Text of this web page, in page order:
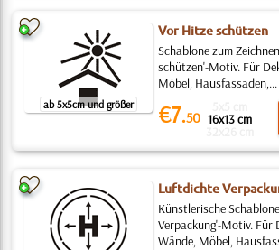
ab 5x5cm und größer
Vor Hitze schützen
Schablone zum
schützen'-Motiv. Für
Möbel, Hausfassaden,...
€7.50 16x13 cm
Luftdichte
Künstlerische
Verpackung'-Motiv. Für
Wände, Möbel,